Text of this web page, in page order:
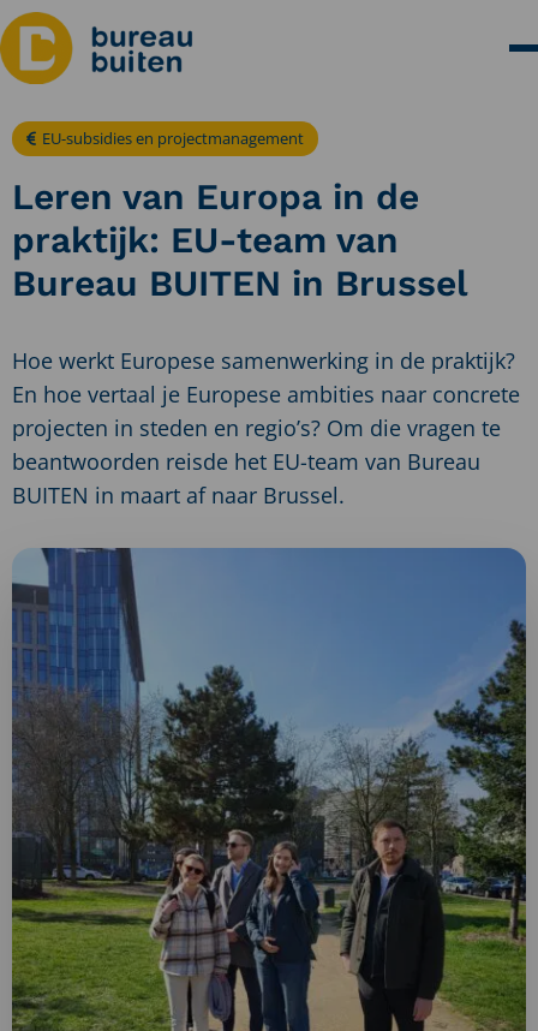
EU-subsidies en projectmanagement
Leren van Europa in de
praktijk: EU-team van
Bureau BUITEN in Brussel
Hoe werkt Europese samenwerking in de praktijk?
En hoe vertaal je Europese ambities naar concrete
projecten in steden en regio’s? Om die vragen te
beantwoorden reisde het EU-team van Bureau
BUITEN in maart af naar Brussel.